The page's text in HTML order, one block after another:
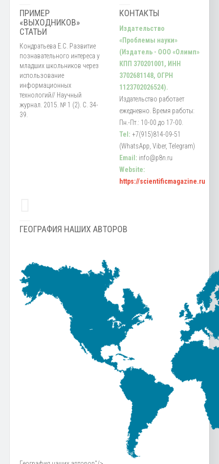
ПРИМЕР
«ВЫХОДНИКОВ»
СТАТЬИ
Кондратьева Е.С. Развитие
познавательного интереса у
младших школьников через
использование
информационных
технологий// Научный
журнал. 2015. № 1 (2). С. 34-
39.
КОНТАКТЫ
Издательство
«Проблемы науки»
(Издатель - ООО «Олимп»
КПП 370201001, ИНН
3702681148, ОГРН
1123702026524).
Издательство работает
ежедневно. Время работы:
Пн.-Пт.: 10-00 до 17-00.
Tel: +7(915)814-09-51
(WhatsApp, Viber, Telegram)
Email: info@p8n.ru
Website:
https://scientificmagazine.ru
ГЕОГРАФИЯ НАШИХ АВТОРОВ